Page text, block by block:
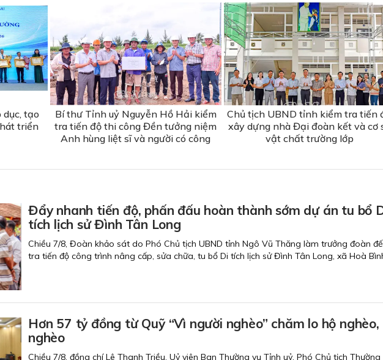
tạo
triển
Bí thư Tỉnh uỷ Nguyễn Hồ Hải kiểm
tra tiến độ thi công Đền tưởng niệm
Anh hùng liệt sĩ và người có công
Chủ tịch UBND tỉnh kiểm tra tiến
xây dựng nhà Đại đoàn kết và cơ
vật chất trường lớp
Đẩy nhanh tiến độ, phấn đấu hoàn thành sớm dự án tu bổ
tích lịch sử Đình Tân Long
Chiều 7/8, Đoàn khảo sát do Phó Chủ tịch UBND tỉnh Ngô Vũ Thăng làm trưởng đoàn
tra tiến độ công trình nâng cấp, sửa chữa, tu bổ Di tích lịch sử Đình Tân Long, xã Hoà
Hơn 57 tỷ đồng từ Quỹ “Vì người nghèo” chăm lo hộ nghèo,
nghèo
Chiều 7/8, đồng chí Lê Thanh Triều, Uỷ viên Ban Thường vụ Tỉnh uỷ, Phó Chủ tịch